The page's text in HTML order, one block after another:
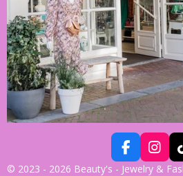
F
A
I
N
© 2023 - 2026 Beauty's - Jewelry &